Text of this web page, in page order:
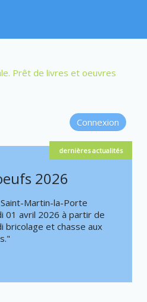
Prêt de livres et oeuvres
Connexion
dernières actualités
la-Porte
à partir de
et chasse aux
"La bibliothèque
organise un
décorations de